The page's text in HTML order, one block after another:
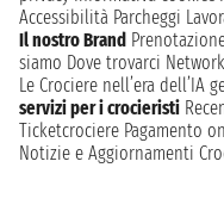
Accessibilità Parcheggi
Il nostro Brand
siamo Dove trovarci Network
Le Crociere nell’era dell’IA
servizi per i crocieristi
Ticketcrociere Pagamento
Notizie e Aggiornamenti